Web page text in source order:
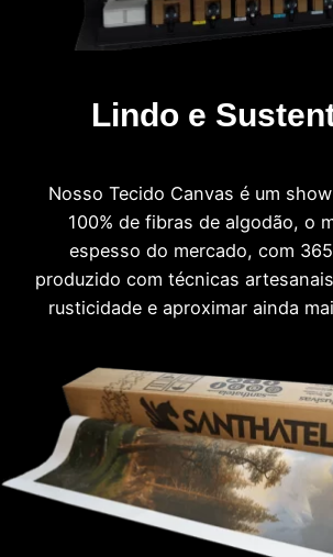
Lindo e
Nosso Tecido Canvas é um
100% de fibras de algodão, o
espesso do mercado, com
produzido com técnicas
rusticidade e aproximar ainda